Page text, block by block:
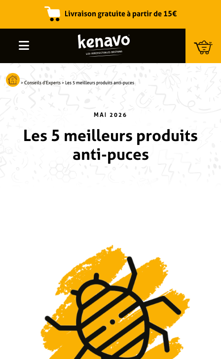
>Conseils d’Experts>Les 5 meilleurs produits anti-puces
MAI 2026
Les 5 meilleurs produits
anti-puces
Livraison gratuite à partir de 15€